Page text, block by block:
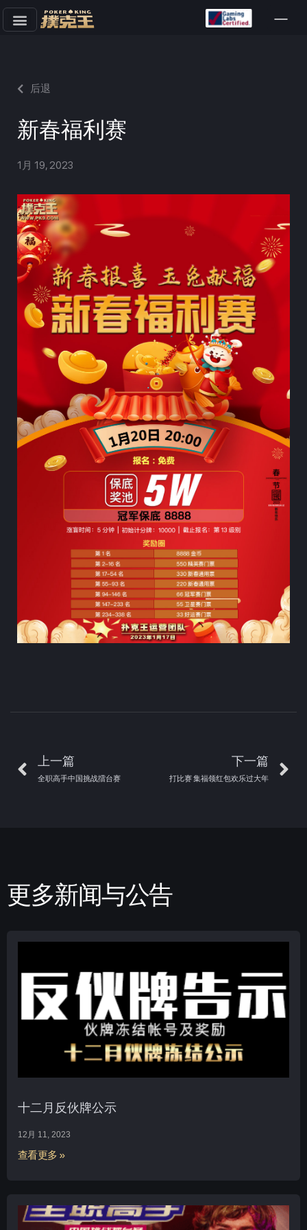
文
后退
新春福利赛
1月 19, 2023
上一篇
全职高手中国挑战擂台赛
下一篇
打比赛 集福领红包欢乐过大年
更多新闻与公告
十二月反伙牌公示
12月 11, 2023
查看更多 »